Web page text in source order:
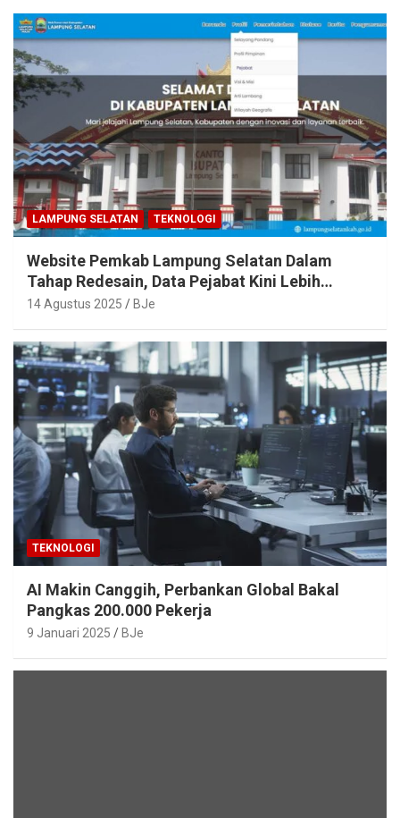
LAMPUNG SELATAN TEKNOLOGI
Website Pemkab Lampung Selatan Dalam
Tahap Redesain, Data Pejabat Kini Lebih
Mudah Diakses
14 Agustus 2025 BJe
TEKNOLOGI
AI Makin Canggih, Perbankan Global Bakal
Pangkas 200.000 Pekerja
9 Januari 2025 BJe